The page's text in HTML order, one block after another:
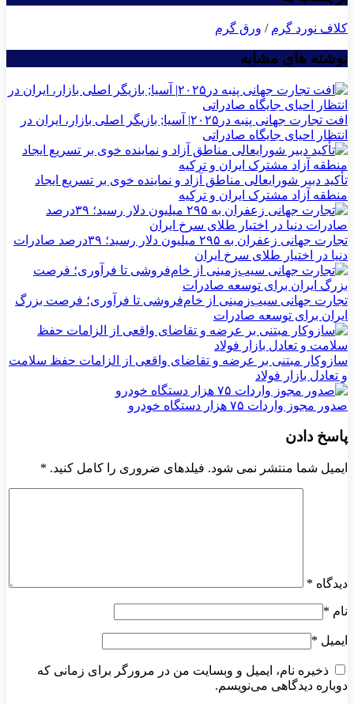
کلاف نورد گرم / ورق گرم
نوشته های مشابه
افت تجارت جهانی پنبه در۲۰۲۵| آسیا; بازیگر اصلی بازار، ایران در
انتظار احیای جایگاه صادراتی
تأکید دبیر شورایعالی مناطق آزاد و نماینده خوی بر تسریع ایجاد
منطقه آزاد مشترک ایران و ترکیه
تجارت جهانی زعفران به ۲۹۵ میلیون دلار رسید؛ ۳۹درصد صادرات
دنیا در اختیار طلای سرخ ایران
تجارت جهانی سیب‌زمینی از خام‌فروشی تا فرآوری؛ فرصت بزرگ
ایران برای توسعه صادرات
سازوکار مبتنی بر عرضه و تقاضای واقعی از الزامات حفظ سلامت
و تعادل بازار فولاد
صدور مجوز واردات ۷۵ هزار دستگاه خودرو
پاسخ دادن
ایمیل شما منتشر نمی شود. فیلدهای ضروری را کامل کنید. *
دیدگاه *
نام *
ایمیل *
ذخیره نام، ایمیل و وبسایت من در مرورگر برای زمانی که
دوباره دیدگاهی می‌نویسم.